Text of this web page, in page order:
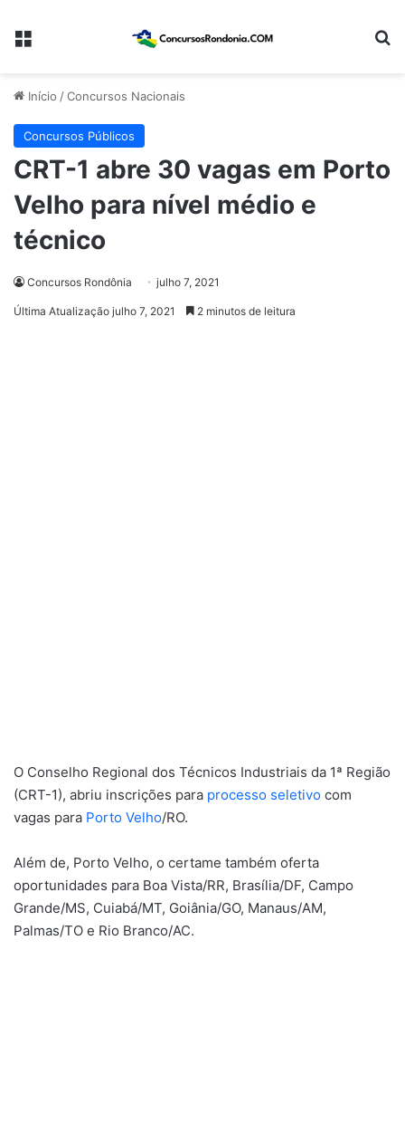
Menu
Início /Concursos Nacionais
Concursos Públicos
CRT-1 abre 30 vagas em Porto
Velho para nível médio e
técnico
Concursos Rondônia julho 7, 2021
Última Atualização julho 7, 2021 2 minutos de leitura
O Conselho Regional dos Técnicos Industriais da 1ª Região
(CRT-1), abriu inscrições para processo seletivo com
vagas para Porto Velho/RO.
Além de, Porto Velho, o certame também oferta
oportunidades para Boa Vista/RR, Brasília/DF, Campo
Grande/MS, Cuiabá/MT, Goiânia/GO, Manaus/AM,
Palmas/TO e Rio Branco/AC.